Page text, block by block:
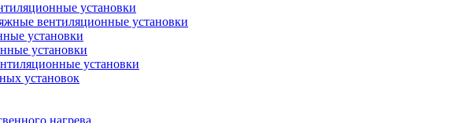
установки
вентиляционные установки
установки
установки
установки
установок